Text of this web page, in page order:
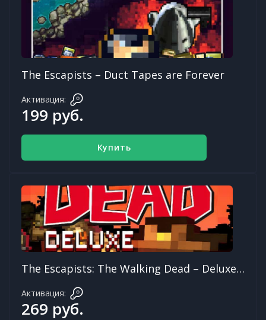
The Escapists – Duct Tapes are Forever
Активация:
199 руб.
Купить
The Escapists: The Walking Dead – Deluxe Edition
Активация:
269 руб.